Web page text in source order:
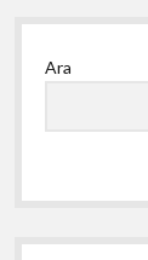
Yan
Menü
Ara